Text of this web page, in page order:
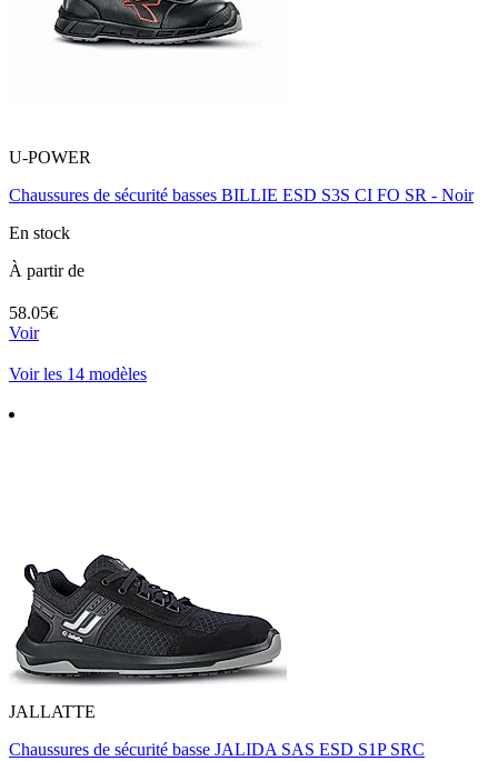
U-POWER
Chaussures de sécurité basses BILLIE ESD S3S CI FO SR - Noir
En stock
À partir de
58.05€
Voir
Voir les 14 modèles
JALLATTE
Chaussures de sécurité basse JALIDA SAS ESD S1P SRC